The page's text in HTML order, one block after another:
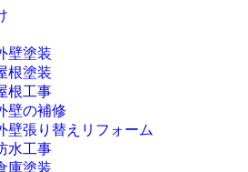
壁塗装
根塗装
根工事
壁の補修
壁張り替えリフォーム
水工事
庫塗装